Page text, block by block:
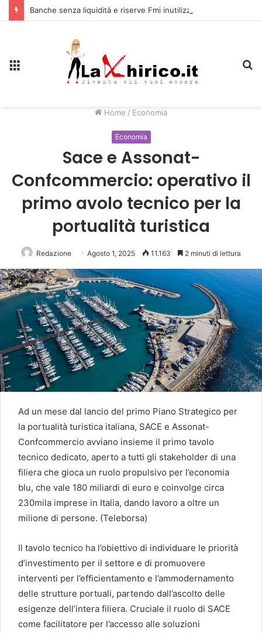
Home / Economia
Economia
Sace e Assonat-
Confcommercio: operativo il
primo avolo tecnico per la
portualità turistica
Redazione Agosto 1, 2025 11.163 2 minuti di lettura
Ad un mese dal lancio del primo Piano Strategico per
la portualità turistica italiana, SACE e Assonat-
Confcommercio avviano insieme il primo tavolo
tecnico dedicato, aperto a tutti gli stakeholder di una
filiera che gioca un ruolo propulsivo per l’economia
blu, che vale 180 miliardi di euro e coinvolge circa
230mila imprese in Italia, dando lavoro a oltre un
milione di persone. (Teleborsa)
Il tavolo tecnico ha l’obiettivo di individuare le priorità
d’investimento per il settore e di promuovere
interventi per l’efficientamento e l’ammodernamento
delle strutture portuali, partendo dall’ascolto delle
esigenze dell’intera filiera. Cruciale il ruolo di SACE
come facilitatore per l’accesso alle soluzioni